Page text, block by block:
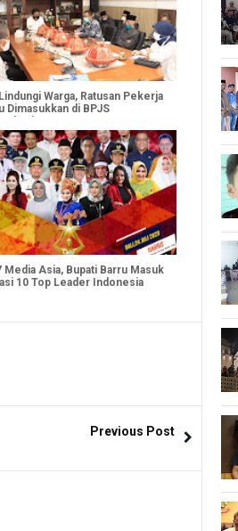
Warga, Ratusan Pekerja
Dimasukkan di BPJS
Media Asia, Bupati Barru Masuk
10 Top Leader Indonesia
Previous Post